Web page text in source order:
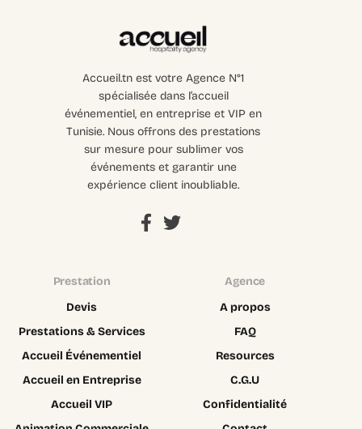
Accueil.tn est votre Agence N°1
spécialisée dans l’accueil
événementiel, en entreprise et VIP en
Tunisie. Nous offrons des prestations
sur mesure pour sublimer vos
événements et garantir une
expérience client inoubliable.
Prestation
Devis
Prestations & Services
Accueil Événementiel
Accueil en Entreprise
Accueil VIP
Agence
A propos
FAQ
Resources
C.G.U
Confidentialité